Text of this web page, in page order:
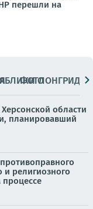
перешли на
ФОТОЛОНГРИДЫ
области
планировавший
и религиозного